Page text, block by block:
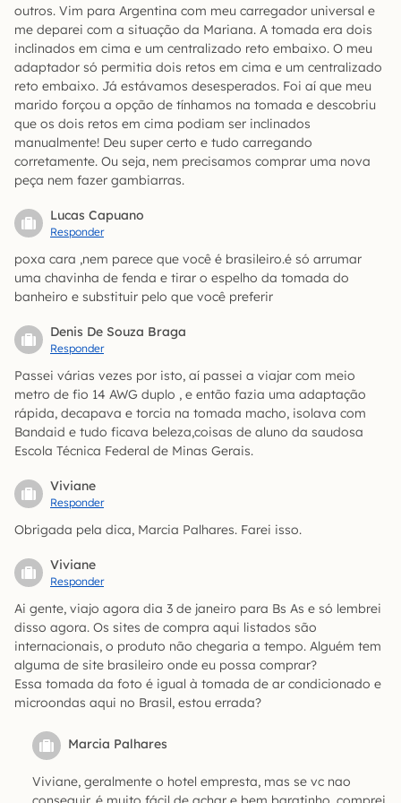
outros. Vim para Argentina com meu carregador universal e
me deparei com a situação da Mariana. A tomada era dois
inclinados em cima e um centralizado reto embaixo. O meu
adaptador só permitia dois retos em cima e um centralizado
reto embaixo. Já estávamos desesperados. Foi aí que meu
marido forçou a opção de tínhamos na tomada e descobriu
que os dois retos em cima podiam ser inclinados
manualmente! Deu super certo e tudo carregando
corretamente. Ou seja, nem precisamos comprar uma nova
peça nem fazer gambiarras.
Lucas Capuano
Responder
poxa cara ,nem parece que você é brasileiro.é só arrumar
uma chavinha de fenda e tirar o espelho da tomada do
banheiro e substituir pelo que você preferir
Denis De Souza Braga
Responder
Passei várias vezes por isto, aí passei a viajar com meio
metro de fio 14 AWG duplo , e então fazia uma adaptação
rápida, decapava e torcia na tomada macho, isolava com
Bandaid e tudo ficava beleza,coisas de aluno da saudosa
Escola Técnica Federal de Minas Gerais.
Viviane
Responder
Obrigada pela dica, Marcia Palhares. Farei isso.
Viviane
Responder
Ai gente, viajo agora dia 3 de janeiro para Bs As e só lembrei
disso agora. Os sites de compra aqui listados são
internacionais, o produto não chegaria a tempo. Alguém tem
alguma de site brasileiro onde eu possa comprar?
Essa tomada da foto é igual à tomada de ar condicionado e
microondas aqui no Brasil, estou errada?
Marcia Palhares
Viviane, geralmente o hotel empresta, mas se vc nao